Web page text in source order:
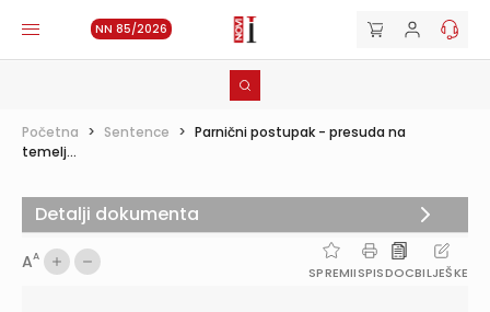
NN 85/2026
Početna > Sentence > Parnični postupak - presuda na
temelj...
AA
SPREMIISPISDOCBILJEŠKE
Detalji dokumenta